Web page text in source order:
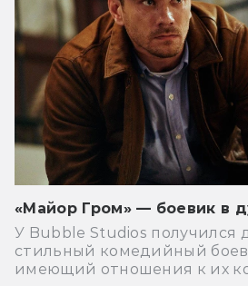
«Майор Гром» — боевик в
У Bubble Studios получился
стильный комедийный
имеющий отношения к их